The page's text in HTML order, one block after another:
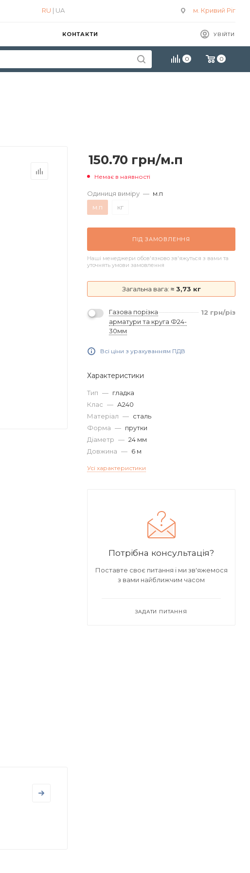
м. Кривий Ріг
RU | UA
УВІЙТИ
КОНТАКТИ
0 0
150.70 грн/м.п
Немає в наявності
Одиниця виміру — м.п
м.п
кг
ПІД ЗАМОВЛЕННЯ
Наші менеджери обов'язково зв'яжуться з вами та
уточнять умови замовлення
Загальна вага: ≈ 3,73 кг
Газова порізка
арматури та круга Ф24-
30мм
12 грн/різ
Всі ціни з урахуванням ПДВ
Характеристики
Тип — гладка
Клас — А240
Матеріал — сталь
Форма — прутки
Діаметр — 24 мм
Довжина — 6 м
Усі характеристики
Потрібна консультація?
Поставте своє питання і ми зв'яжемося
з вами найближчим часом
ЗАДАТИ ПИТАННЯ